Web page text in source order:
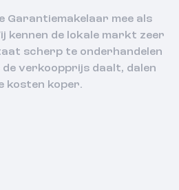
Garantiemakelaar mee als
kennen de lokale markt zeer
scherp te onderhandelen
de verkoopprijs daalt, dalen
kosten koper.